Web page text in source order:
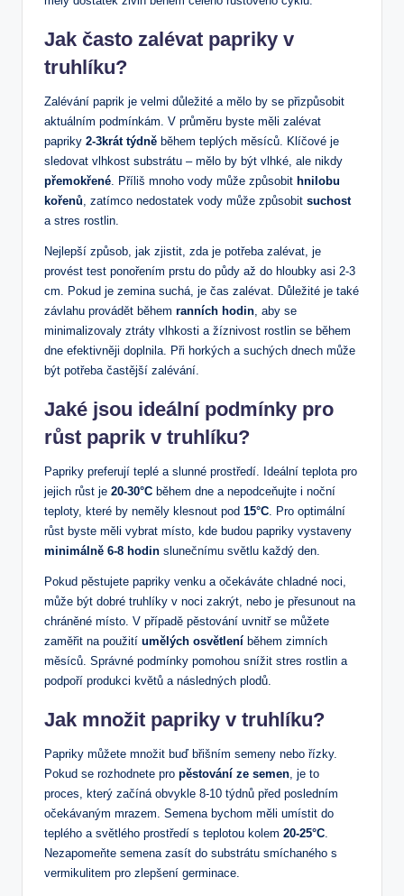
Jak často zalévat papriky v
truhlíku?
Zalévání paprik je velmi důležité a mělo by se přizpůsobit
aktuálním podmínkám. V průměru byste měli zalévat
papriky 2-3krát týdně během teplých měsíců. Klíčové je
sledovat vlhkost substrátu – mělo by být vlhké, ale nikdy
přemokřené . Příliš mnoho vody může způsobit hnilobu
kořenů , zatímco nedostatek vody může způsobit suchost
a stres rostlin.
Nejlepší způsob, jak zjistit, zda je potřeba zalévat, je
provést test ponořením prstu do půdy až do hloubky asi 2-3
cm. Pokud je zemina suchá, je čas zalévat. Důležité je také
závlahu provádět během ranních hodin , aby se
minimalizovaly ztráty vlhkosti a žíznivost rostlin se během
dne efektivněji doplnila. Při horkých a suchých dnech může
být potřeba častější zalévání.
Jaké jsou ideální podmínky pro
růst paprik v truhlíku?
Papriky preferují teplé a slunné prostředí. Ideální teplota pro
jejich růst je 20-30°C během dne a nepodceňujte i noční
teploty, které by neměly klesnout pod 15°C . Pro optimální
růst byste měli vybrat místo, kde budou papriky vystaveny
minimálně 6-8 hodin slunečnímu světlu každý den.
Pokud pěstujete papriky venku a očekáváte chladné noci,
může být dobré truhlíky v noci zakrýt, nebo je přesunout na
chráněné místo. V případě pěstování uvnitř se můžete
zaměřit na použití umělých osvětlení během zimních
měsíců. Správné podmínky pomohou snížit stres rostlin a
podpoří produkci květů a následných plodů.
Jak množit papriky v truhlíku?
Papriky můžete množit buď břišním semeny nebo řízky.
Pokud se rozhodnete pro pěstování ze semen , je to
proces, který začíná obvykle 8-10 týdnů před posledním
očekávaným mrazem. Semena bychom měli umístit do
teplého a světlého prostředí s teplotou kolem 20-25°C
Nezapomeňte semena zasít do substrátu smíchaného s
vermikulitem pro zlepšení germinace.